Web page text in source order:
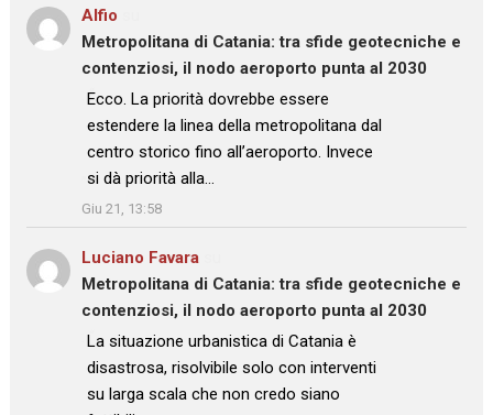
Alfio
Metropolitana di Catania: tra sfide geotecniche e
contenziosi, il nodo aeroporto punta al 2030
: “
Ecco. La priorità dovrebbe essere
estendere la linea della metropolitana dal
centro storico fino all’aeroporto. Invece
si dà priorità alla…
”
Giu 21, 13:58
Luciano Favara
Metropolitana di Catania: tra sfide geotecniche e
contenziosi, il nodo aeroporto punta al 2030
: “La situazione urbanistica di Catania è
disastrosa, risolvibile solo con interventi
su larga scala che non credo siano